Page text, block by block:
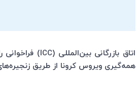
اتاق بازرگانی بین‌المللی (ICC) فراخوانی
همه‌گیری ویروس کرونا از طریق